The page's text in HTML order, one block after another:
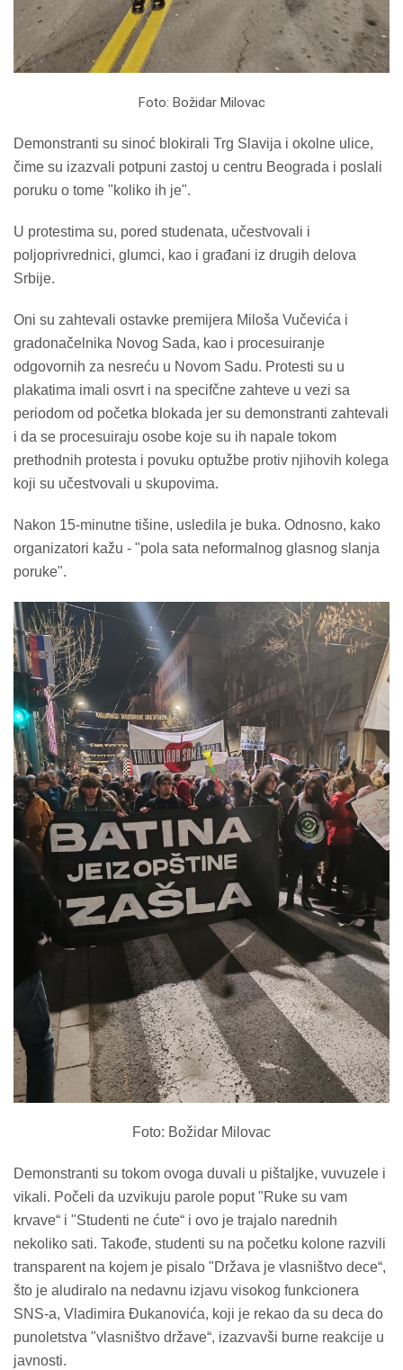
Foto: Božidar Milovac
Demonstranti su sinoć blokirali Trg Slavija i okolne ulice,
čime su izazvali potpuni zastoj u centru Beograda i poslali
poruku o tome "koliko ih je".
U protestima su, pored studenata, učestvovali i
poljoprivrednici, glumci, kao i građani iz drugih delova
Srbije.
Oni su zahtevali ostavke premijera Miloša Vučevića i
gradonačelnika Novog Sada, kao i procesuiranje
odgovornih za nesreću u Novom Sadu. Protesti su u
plakatima imali osvrt i na specifčne zahteve u vezi sa
periodom od početka blokada jer su demonstranti zahtevali
i da se procesuiraju osobe koje su ih napale tokom
prethodnih protesta i povuku optužbe protiv njihovih kolega
koji su učestvovali u skupovima.
Nakon 15-minutne tišine, usledila je buka. Odnosno, kako
organizatori kažu - "pola sata neformalnog glasnog slanja
poruke".
Foto: Božidar Milovac
Demonstranti su tokom ovoga duvali u pištaljke, vuvuzele i
vikali. Počeli da uzvikuju parole poput "Ruke su vam
krvave“ i "Studenti ne ćute“ i ovo je trajalo narednih
nekoliko sati. Takođe, studenti su na početku kolone razvili
transparent na kojem je pisalo "Država je vlasništvo dece“,
što je aludiralo na nedavnu izjavu visokog funkcionera
SNS-a, Vladimira Đukanovića, koji je rekao da su deca do
punoletstva "vlasništvo države“, izazvavši burne reakcije u
javnosti.